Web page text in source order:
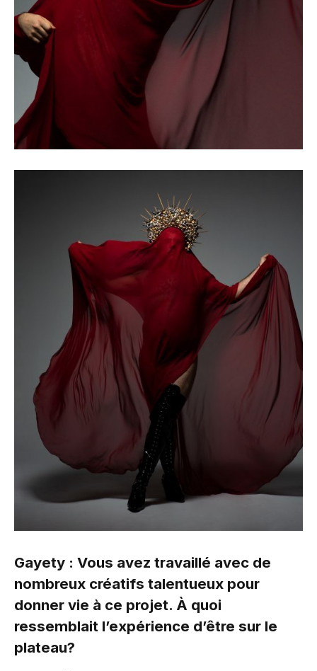
Gayety : Vous avez travaillé avec de
nombreux créatifs talentueux pour
donner vie à ce projet. À quoi
ressemblait l’expérience d’être sur le
plateau?